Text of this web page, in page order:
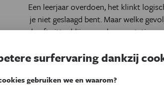
Een leerjaar overdoen, het klinkt
je niet geslaagd bent. Maar welke
heeft zittenblijven op leerprestaties
onderwijs en de sociaal-
ontwikkeling?
surfervaring dankzij
gebruiken we en waarom?